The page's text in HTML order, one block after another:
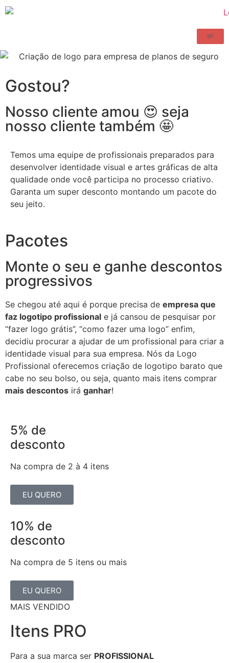
Gostou?
Nosso cliente amou 😍 seja
nosso cliente também 🤩
Temos uma equipe de profissionais preparados para
desenvolver identidade visual e artes gráficas de alta
qualidade onde você participa no processo criativo.
Garanta um super desconto montando um pacote do
seu jeito.
Pacotes
Monte o seu e ganhe descontos
progressivos
Se chegou até aqui é porque precisa de empresa que
faz logotipo profissional e já cansou de pesquisar por
“fazer logo grátis”, “como fazer uma logo” enfim,
decidiu procurar a ajudar de um profissional para criar a
identidade visual para sua empresa. Nós da Logo
Profissional oferecemos criação de logotipo barato que
cabe no seu bolso, ou seja, quanto mais itens comprar
mais descontos irá ganhar!
5% de
desconto
Na compra de 2 à 4 itens
EU QUERO
10% de
desconto
Na compra de 5 itens ou mais
EU QUERO
MAIS VENDIDO
Itens PRO
Para a sua marca ser PROFISSIONAL